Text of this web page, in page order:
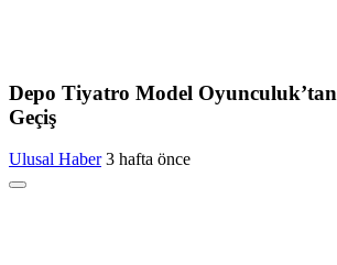
Depo Tiyatro Model Oyunculuk’tan Kordelya Tiyatro Kültür ve Sanat Derneği’ne Güçlü
Geçiş
Ulusal Haber 3 hafta önce